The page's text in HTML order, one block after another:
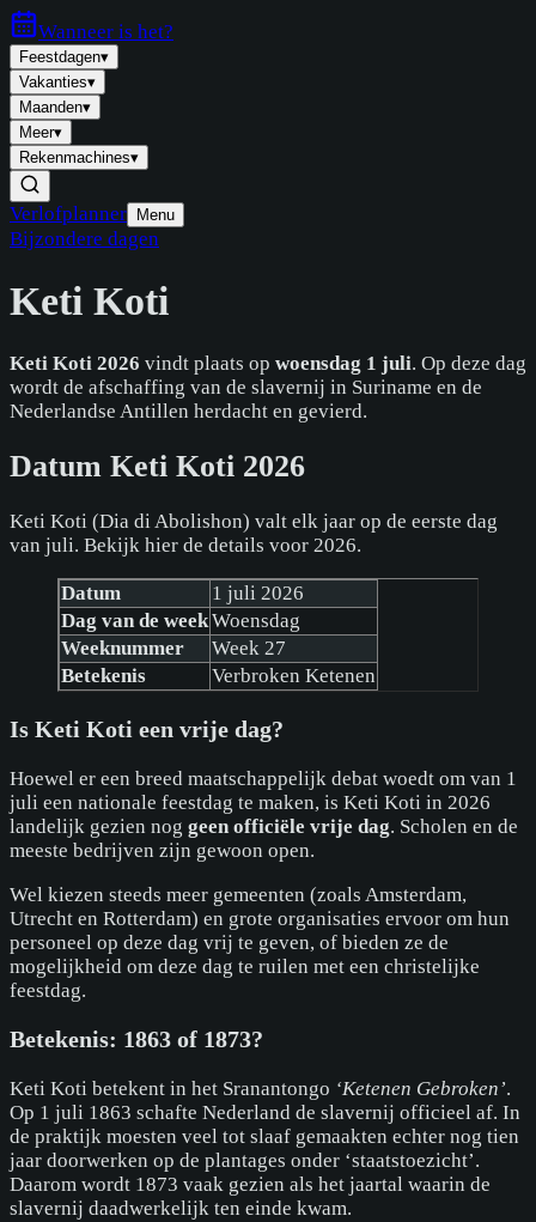
Wanneer is het?
Feestdagen▾
Vakanties▾
Maanden▾
Meer▾
Rekenmachines▾
Verlofplanner Menu
Bijzondere dagen
Keti Koti
Keti Koti 2026 vindt plaats op woensdag 1 juli. Op deze dag
wordt de afschaffing van de slavernij in Suriname en de
Nederlandse Antillen herdacht en gevierd.
Datum Keti Koti 2026
Keti Koti (Dia di Abolishon) valt elk jaar op de eerste dag
van juli. Bekijk hier de details voor 2026.
Datum
1 juli 2026
Dag van de weekWoensdag
Weeknummer
Week 27
Betekenis
Verbroken Ketenen
Is Keti Koti een vrije dag?
Hoewel er een breed maatschappelijk debat woedt om van 1
juli een nationale feestdag te maken, is Keti Koti in 2026
landelijk gezien nog geen officiële vrije dag. Scholen en de
meeste bedrijven zijn gewoon open.
Wel kiezen steeds meer gemeenten (zoals Amsterdam,
Utrecht en Rotterdam) en grote organisaties ervoor om hun
personeel op deze dag vrij te geven, of bieden ze de
mogelijkheid om deze dag te ruilen met een christelijke
feestdag.
Betekenis: 1863 of 1873?
Keti Koti betekent in het Sranantongo ‘Ketenen Gebroken’.
Op 1 juli 1863 schafte Nederland de slavernij officieel af. In
de praktijk moesten veel tot slaaf gemaakten echter nog tien
jaar doorwerken op de plantages onder ‘staatstoezicht’.
Daarom wordt 1873 vaak gezien als het jaartal waarin de
slavernij daadwerkelijk ten einde kwam.